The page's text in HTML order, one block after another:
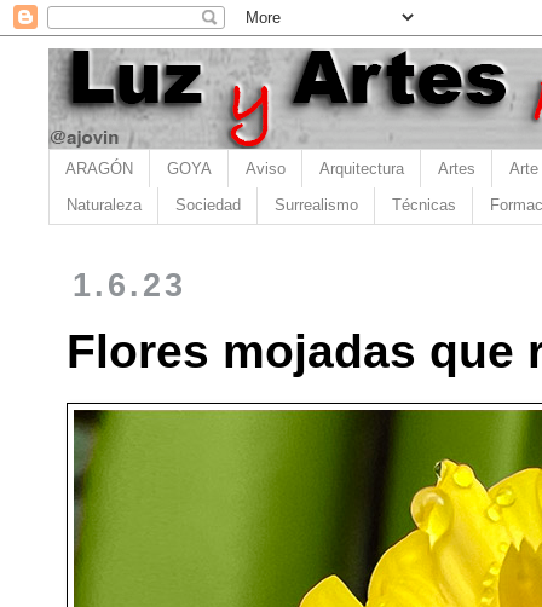
ARAGÓN GOYA Aviso Arquitectura Artes Arte
Naturaleza Sociedad Surrealismo Técnicas
1.6.23
Flores mojadas que